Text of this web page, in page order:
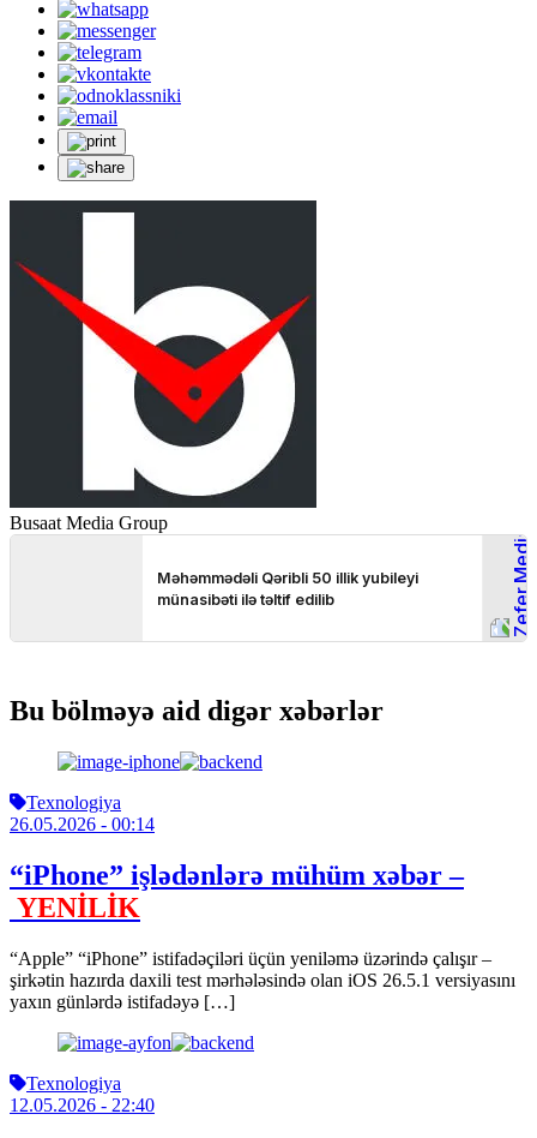
Busaat Media Group
Bu bölməyə aid digər xəbərlər
Texnologiya
26.05.2026 - 00:14
“iPhone” işlədənlərə mühüm xəbər –
YENİLİK
“Apple” “iPhone” istifadəçiləri üçün yeniləmə üzərində çalışır –
şirkətin hazırda daxili test mərhələsində olan iOS 26.5.1 versiyasını
yaxın günlərdə istifadəyə […]
Texnologiya
12.05.2026 - 22:40